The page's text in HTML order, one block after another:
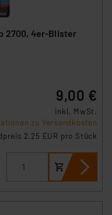
2700, 4er-Blister
9,00 €
inkl. MwSt.
zu Versandkosten
2.25 EUR pro Stück